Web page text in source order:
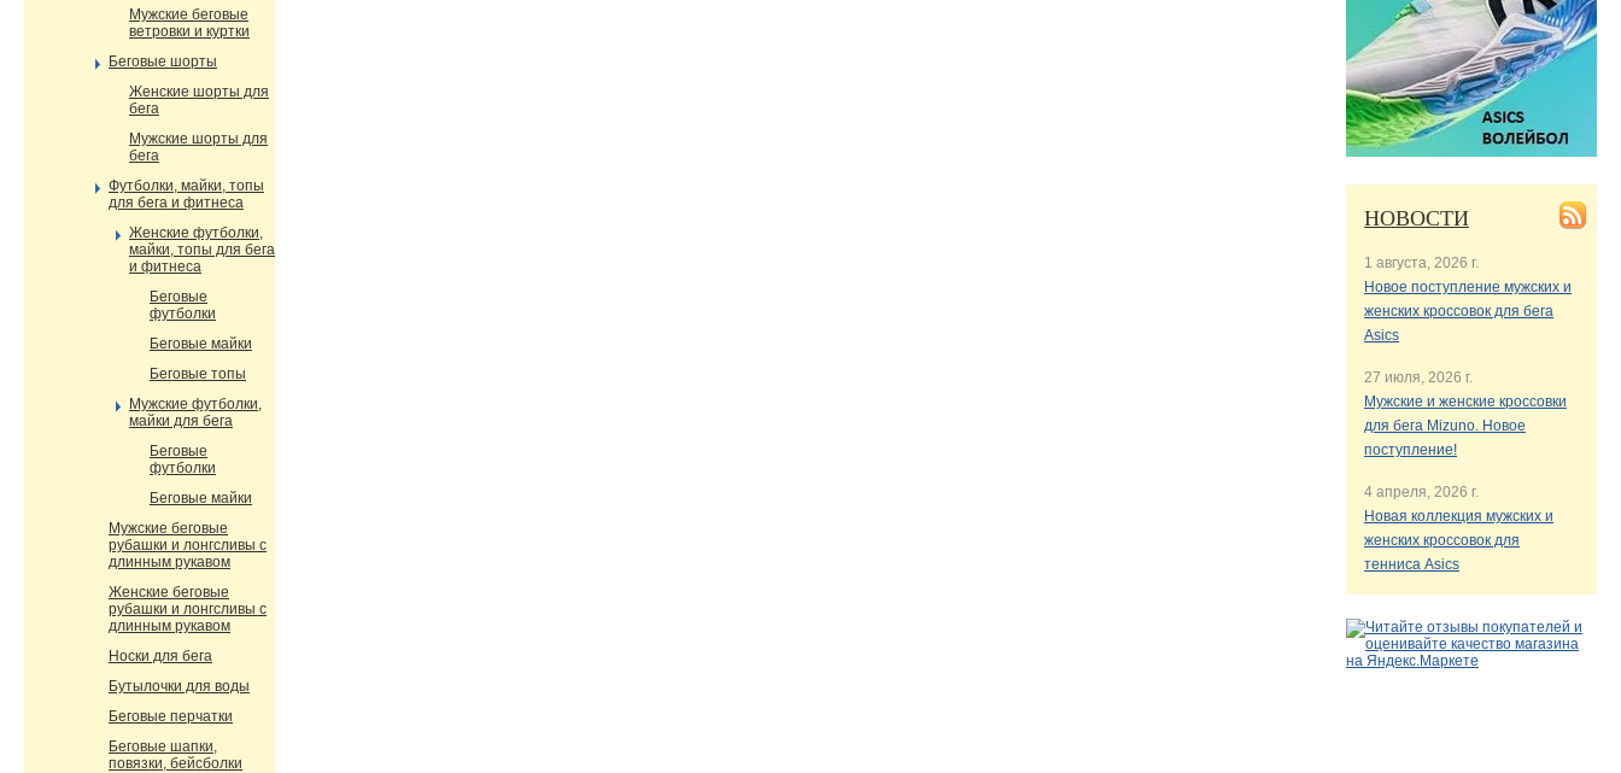
Мужские беговые
ветровки и куртки
Беговые шорты
Женские шорты для
бега
Мужские шорты для
бега
Футболки, майки, топы
для бега и фитнеса
Женские футболки,
майки, топы для бега
и фитнеса
Беговые
футболки
Беговые майки
Беговые топы
Мужские футболки,
майки для бега
Беговые
футболки
Беговые майки
Мужские беговые
рубашки и лонгсливы с
длинным рукавом
Женские беговые
рубашки и лонгсливы с
длинным рукавом
Носки для бега
Бутылочки для воды
Беговые перчатки
Беговые шапки,
повязки, бейсболки
НОВОСТИ
1 августа, 2026 г.
Новое поступление мужских и
женских кроссовок для бега
Asics
27 июля, 2026 г.
Мужские и женские кроссовки
для бега Mizuno. Новое
поступление!
4 апреля, 2026 г.
Новая коллекция мужских и
женских кроссовок для
тенниса Asics